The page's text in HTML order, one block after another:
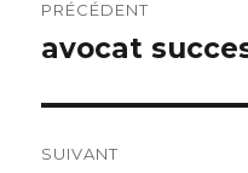
de
PRÉCÉDENT
Article
avocat
SUIVANT